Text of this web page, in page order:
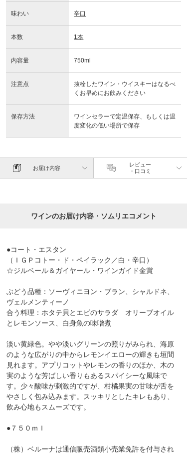
味わい 辛口
本数 1本
内容量 750ml
注意点
抜栓したワイン・ウイスキーはなるべ
くお早めにお飲みください
保存方法
ワインセラーで定温保存、もしくは温
度変化の低い場所で保存
お届け内容
レビュー
・口コミ
ワインのお届け内容・ソムリエコメント
●コート・エスタン
（ＩＧＰコトー・ド・ペイラック／白・辛口）
☆ジルベール＆ガイヤール・ワインガイド金賞
ぶどう品種：ソーヴィニヨン・ブラン、シャルドネ、
ヴェルメンティーノ
合う料理：ホタテ貝とエビのサラダ オリーブオイル
とレモンソース、白身魚の味噌煮
淡い黄緑色。やや淡いグリーンの照りがみられ、海原
のような広がりの中からレモンイエローの輝きも垣間
見れます。アプリコットやレモンの香りのほか、木の
実のような芳ばしい香りもあるスパイシーな風味で
す。少々酸味が刺激的ですが、柑橘果実の甘味が舌を
やさしく包み込みます。スッキリとしたキレもあり、
飲み心地もスムーズです。
●７５０ｍｌ
（株）ベルーナは通信販売酒類小売業免許を付与され